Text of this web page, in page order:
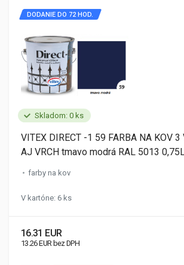
Skladom: 0 ks
DODANIE DO 72 HOD.
VITEX DIRECT -1 59 FARBA NA KOV
AJ VRCH tmavo modrá RAL 5013
farby na kov
V kartóne: 6 ks
16.31 EUR
13.26 EUR bez DPH